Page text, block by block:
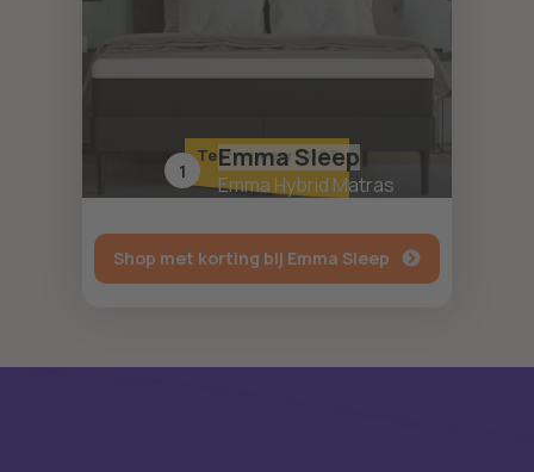
Testwinnaar 2023
1 Emma Sleep
Emma Hybrid Matras
Shop met korting bij Emma Sleep